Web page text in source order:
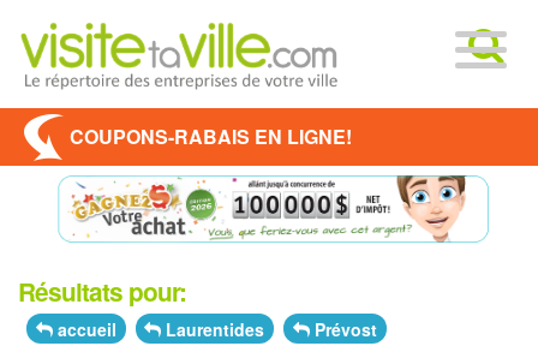
COUPONS-RABAIS EN LIGNE!
Résultats pour:
accueil Laurentides
Prévost